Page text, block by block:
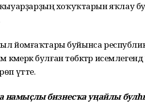
хоҡуҡтарын яҡлау
йомғаҡтары буйынса
булған төбәктәр
үтте.
намыҫлы бизнесҡа уңайлы